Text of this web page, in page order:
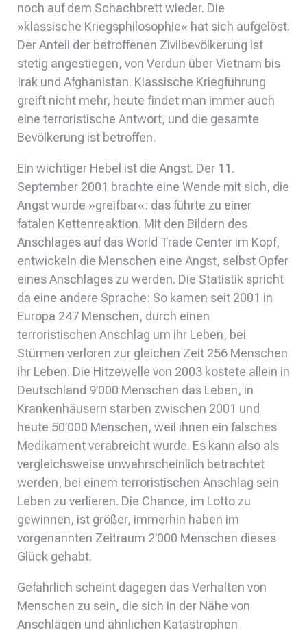
noch auf dem Schachbrett wieder. Die
»klassische Kriegsphilosophie« hat sich aufgelöst.
Der Anteil der betroffenen Zivilbevölkerung ist
stetig angestiegen, von Verdun über Vietnam bis
Irak und Afghanistan. Klassische Kriegführung
greift nicht mehr, heute findet man immer auch
eine terroristische Antwort, und die gesamte
Bevölkerung ist betroffen.
Ein wichtiger Hebel ist die Angst. Der 11.
September 2001 brachte eine Wende mit sich, die
Angst wurde »greifbar«: das führte zu einer
fatalen Kettenreaktion. Mit den Bildern des
Anschlages auf das World Trade Center im Kopf,
entwickeln die Menschen eine Angst, selbst Opfer
eines Anschlages zu werden. Die Statistik spricht
da eine andere Sprache: So kamen seit 2001 in
Europa 247 Menschen, durch einen
terroristischen Anschlag um ihr Leben, bei
Stürmen verloren zur gleichen Zeit 256 Menschen
ihr Leben. Die Hitzewelle von 2003 kostete allein in
Deutschland 9’000 Menschen das Leben, in
Krankenhäusern starben zwischen 2001 und
heute 50’000 Menschen, weil ihnen ein falsches
Medikament verabreicht wurde. Es kann also als
vergleichsweise unwahrscheinlich betrachtet
werden, bei einem terroristischen Anschlag sein
Leben zu verlieren. Die Chance, im Lotto zu
gewinnen, ist größer, immerhin haben im
vorgenannten Zeitraum 2’000 Menschen dieses
Glück gehabt.
Gefährlich scheint dagegen das Verhalten von
Menschen zu sein, die sich in der Nähe von
Anschlägen und ähnlichen Katastrophen